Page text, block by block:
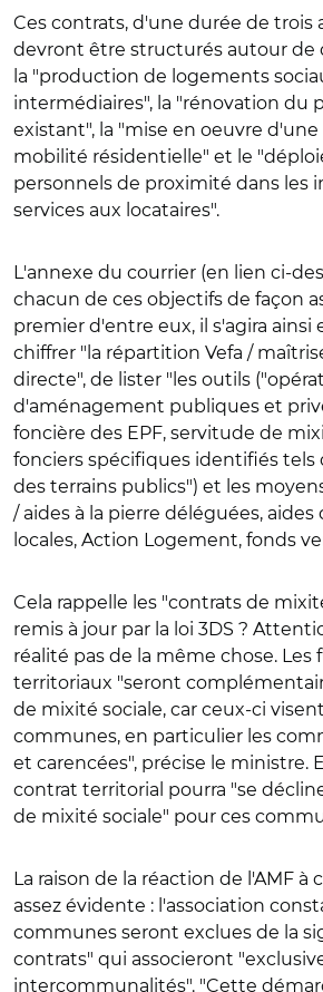
Ces contrats, d'une durée de trois
devront être structurés autour de
la "production de logements
intermédiaires", la "rénovation du
existant", la "mise en oeuvre
mobilité résidentielle" et le
personnels de proximité dans les
services aux locataires".
L'annexe du courrier (en lien ci-
chacun de ces objectifs de façon
premier d'entre eux, il s'agira ainsi
chiffrer "la répartition Vefa /
directe", de lister "les outils
d'aménagement publiques et
foncière des EPF, servitude de
fonciers spécifiques identifiés tels
des terrains publics") et les
/ aides à la pierre déléguées,
locales, Action Logement, fonds
Cela rappelle les "contrats de
remis à jour par la loi 3DS ?
réalité pas de la même chose. Les
territoriaux "seront
de mixité sociale, car ceux-ci
communes, en particulier les
et carencées", précise le ministre.
contrat territorial pourra "se
de mixité sociale" pour ces
La raison de la réaction de l'AMF à
assez évidente : l'association
communes seront exclues de la
contrats" qui associeront
intercommunalités". "Cette